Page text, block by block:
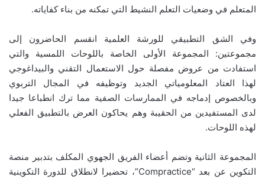
المتعلم في وضعيات التعلم النشيط التي تمكنه من بناء كفاياته.
وفي الشق التطبيقي للورشة العلمية انقسم الحاضرون إلى
مجموعتين: المجموعة الأولى الخاصة باللوحات اللمسية والتي
استفادت من عروض مفصلة حول الاستعمال التقني والبيداغوجي
لهذا العتاد المعلومياتي الجديد وتوظيفه في المجال التربوي
وبالخصوص إدماجه في الممارسات الصفية مما ترك انطباعا جيدا
لدى المستفيدين من الحقيبة وهم يحاكون العرض بالتطبيق الفعلي
لهذه اللوحات.
المجموعة الثانية وتضم أعضاء الفريق الجهوي المكلف بتدبير منصة
التكوين عن بعد “Compractice”، تحضيرا لانطلاق للدورة التكوينية